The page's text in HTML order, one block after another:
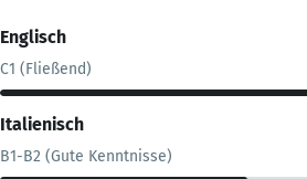
Englisch
C1 (Fließend)
Italienisch
B1-B2 (Gute Kenntnisse)